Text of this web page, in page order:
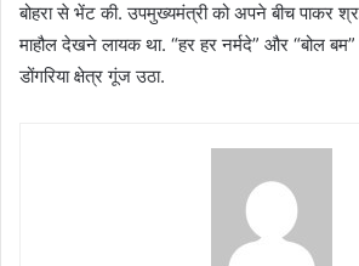
बोहरा से भेंट की. उपमुख्यमंत्री को अपने बीच पाकर
माहौल देखने लायक था. “हर हर नर्मदे” और “बोल
डोंगरिया क्षेत्र गूंज उठा.